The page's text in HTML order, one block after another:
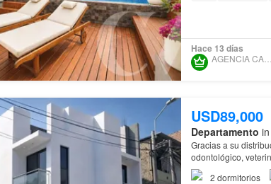
Hace 13 días
AGENCIA CASA VERA
USD89,000
Departamento
Gracias a su
odontológico,
habitaciones ✅ 3
2 dormitorios